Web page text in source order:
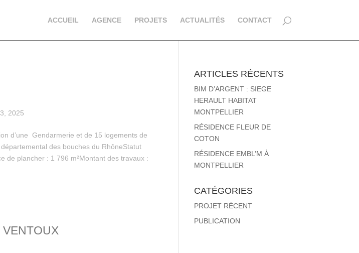
ACCUEIL AGENCE PROJETS ACTUALITÉS CONTACT
2025
d’une Gendarmerie et de 15 logements de
des bouches du RhôneStatut
de plancher : 1 796 m²Montant des travaux :
ARTICLES RÉCENTS
BIM D’ARGENT : SIEGE
HERAULT HABITAT
MONTPELLIER
RÉSIDENCE FLEUR DE
COTON
RÉSIDENCE EMBL’M À
MONTPELLIER
CATÉGORIES
PROJET RÉCENT
PUBLICATION